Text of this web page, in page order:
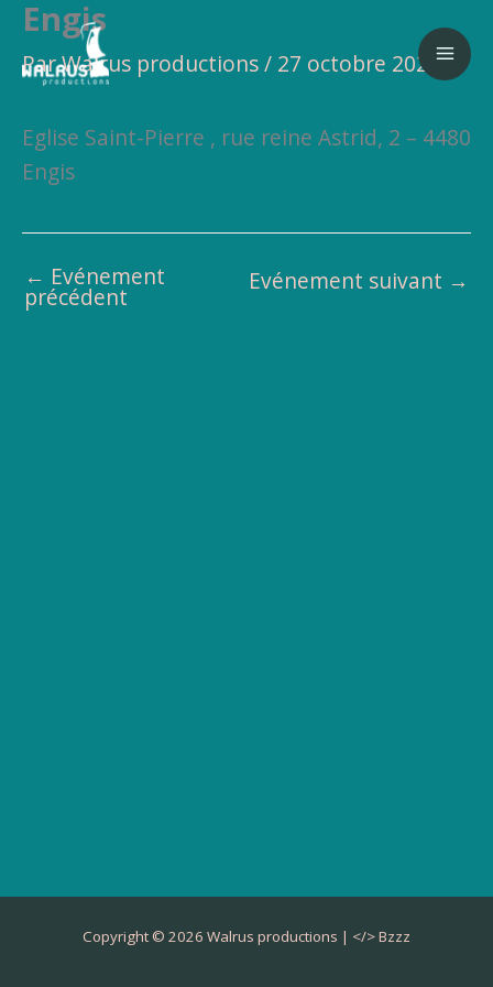
Aller
contenu
Engis
ParWalrus productions/ 27 octobre 2025
Eglise Saint-Pierre , rue reine Astrid, 2 – 4480
Engis
← Evénement
précédent
Evénement suivant →
Copyright © 2026 Walrus productions | </>Bzzz